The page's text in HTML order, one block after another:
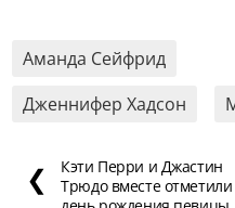
Аманда Сейфрид
Дженнифер Хадсон
❮
Кэти Перри и Джастин
Трюдо вместе отметили